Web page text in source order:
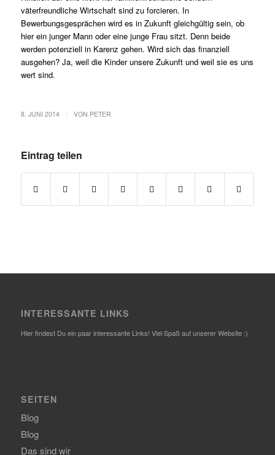
väterfreundliche Wirtschaft sind zu forcieren. In
Bewerbungsgesprächen wird es in Zukunft gleichgültig sein, ob
hier ein junger Mann oder eine junge Frau sitzt. Denn beide
werden potenziell in Karenz gehen. Wird sich das finanziell
ausgehen? Ja, weil die Kinder unsere Zukunft und weil sie es uns
wert sind.
8. JUNI 2014 VON PETER
Eintrag teilen
INTERESSANTE LINKS
Hier findest Du ein paar interessante Links! Viel Spaß auf unserer Website :)
SEITEN
Blog
Blog
Das sind wir